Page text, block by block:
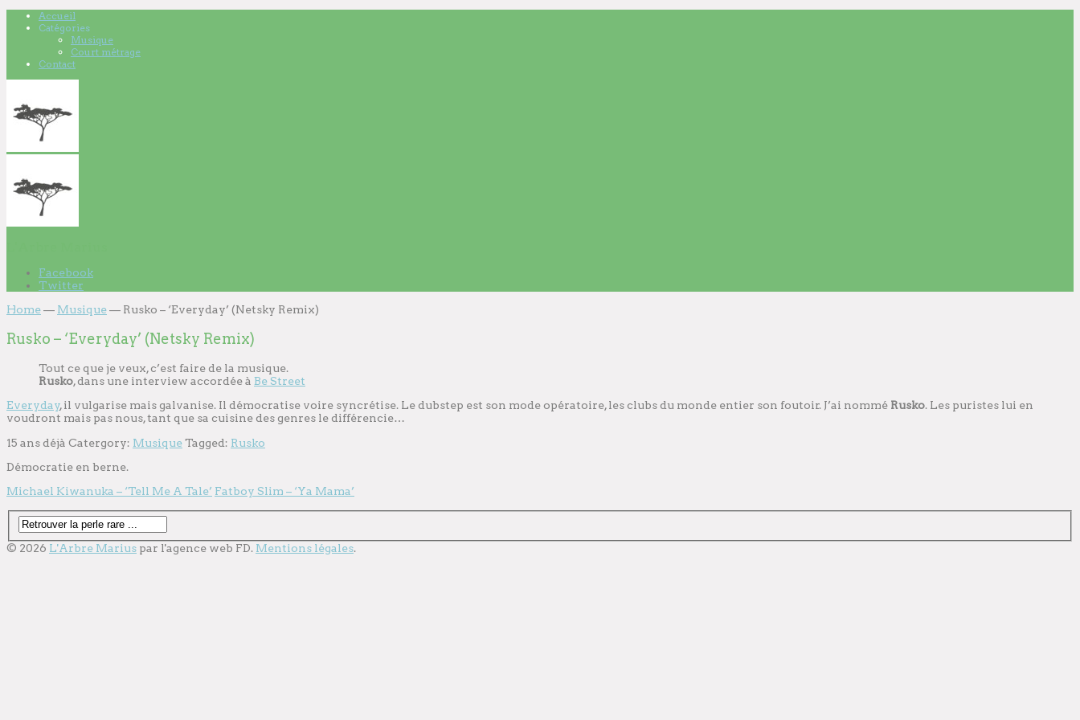
Accueil
Catégories
Musique
Court métrage
Contact
Facebook
Twitter
Home— Musique— Rusko – ‘Everyday’ (Netsky Remix)
Rusko – ‘Everyday’ (Netsky Remix)
Tout ce que je veux, c’est faire de la musique.
Rusko, dans une interview accordée à Be Street
Everyday, il vulgarise mais galvanise. Il démocratise voire syncrétise. Le dubstep est son mode opératoire, les clubs du monde entier son foutoir. J’ai nommé Rusko. Les puristes lui en
voudront mais pas nous, tant que sa cuisine des genres le différencie…
15 ans déjà Catergory: MusiqueTagged: Rusko
Démocratie en berne.
Michael Kiwanuka – ‘Tell Me A Tale’ Fatboy Slim – ‘Ya Mama’
© 2026 L'Arbre Marius par l'agence web FD. Mentions légales.